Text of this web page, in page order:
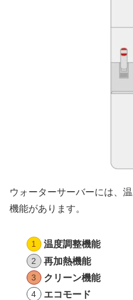
ウォーターサーバーには、
機能があります。
温度調整機能
再加熱機能
クリーン機能
エコモード